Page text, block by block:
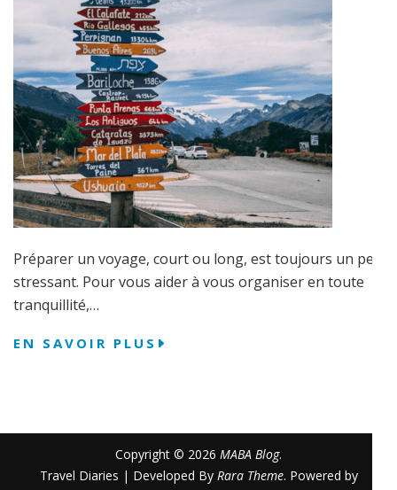
Préparer un voyage, court ou long, est toujours un peu
stressant. Pour vous aider à vous organiser en toute
tranquillité,…
EN SAVOIR PLUS
Copyright © 2026 MABA Blog.
Travel Diaries | Developed By Rara Theme. Powered by